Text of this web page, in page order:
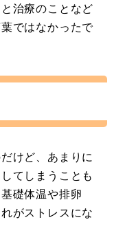
治療のことなど
ではなかったで
けど、あまりに
てしまうことも
礎体温や排卵
がストレスにな